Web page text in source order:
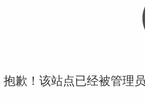
抱歉！该站点已经被管理